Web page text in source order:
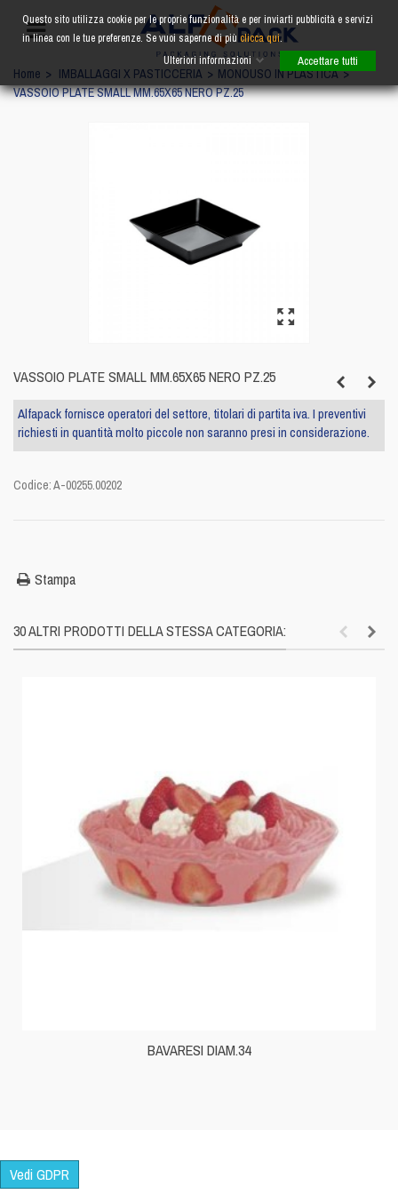
Home > IMBALLAGGI X PASTICCERIA > MONOUSO IN PLASTICA >
VASSOIO PLATE SMALL MM.65X65 NERO PZ.25
VASSOIO PLATE SMALL MM.65X65 NERO PZ.25
Alfapack fornisce operatori del settore, titolari di partita iva. I preventivi
richiesti in quantità molto piccole non saranno presi in considerazione.
Codice:A-00255.00202
Stampa
30 ALTRI PRODOTTI DELLA STESSA CATEGORIA:
BAVARESI DIAM.34
Vedi GDPR
Questo sito utilizza cookie per le proprie funzionalità e per inviarti pubblicità e servizi
in linea con le tue preferenze. Se vuoi saperne di più clicca qui.
Ulteriori informazioni
Accettare tutti